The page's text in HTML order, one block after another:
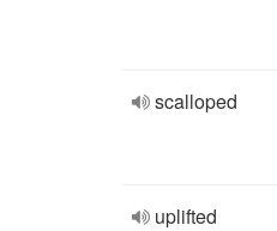
scalloped
uplifted